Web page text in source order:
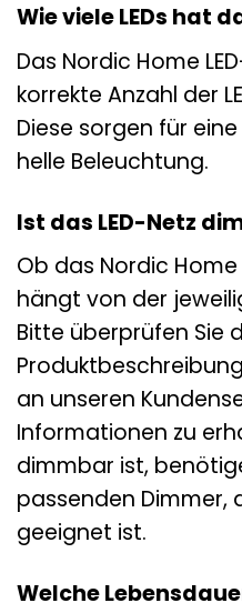
Wie viele LEDs hat
Das Nordic Home
korrekte Anzahl der
Diese sorgen für
helle Beleuchtung.
Ist das LED-Netz
Ob das Nordic
hängt von der
Bitte überprüfen Sie
an unseren
Informationen zu
dimmbar ist,
passenden Dimmer,
geeignet ist.
Welche